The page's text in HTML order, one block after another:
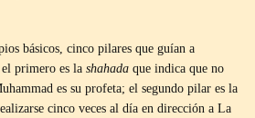
básicos, cinco pilares que guían a
primero es la shahada que indica que no
es su profeta; el segundo pilar es la
cinco veces al día en dirección a La